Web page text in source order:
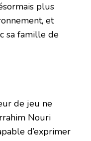
plus
et
sa famille de
de jeu ne
Nouri
d’exprimer